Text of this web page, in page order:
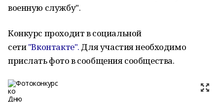
военную службу".
Конкурс проходит в социальной
сети"Вконтакте". Для участия необходимо
прислать фото в сообщения сообщества.